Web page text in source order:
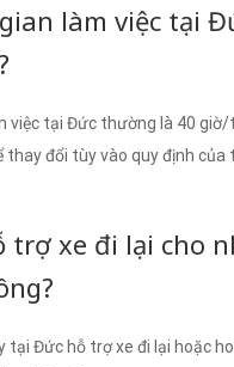
làm việc tại
việc tại Đức thường là 40 giờ/
thay đổi tùy vào quy định của
trợ xe đi lại cho
tại Đức hỗ trợ xe đi lại hoặc